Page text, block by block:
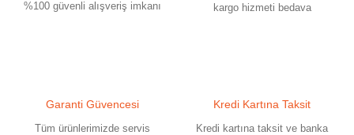
%100 güvenli alışveriş imkanı
kargo hizmeti bedava
Garanti Güvencesi
Tüm ürünlerimizde servis
Kredi Kartına Taksit
Kredi kartına taksit ve banka